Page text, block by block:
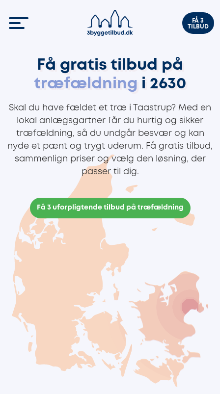
FÅ 3
TILBUD
Få gratis tilbud på
træfældning i 2630
Skal du have fældet et træ i Taastrup? Med en
lokal anlægsgartner får du hurtig og sikker
træfældning, så du undgår besvær og kan
nyde et pænt og trygt uderum. Få gratis tilbud,
sammenlign priser og vælg den løsning, der
passer til dig.
Få 3 uforpligtende tilbud på træfældning